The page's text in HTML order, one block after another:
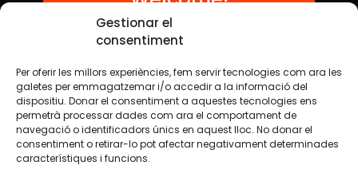
Gestionar el
consentiment
Per oferir les millors experiències, fem servir tecnologies com ara les
galetes per emmagatzemar i/o accedir a la informació del
dispositiu. Donar el consentiment a aquestes tecnologies ens
permetrà processar dades com ara el comportament de
navegació o identificadors únics en aquest lloc. No donar el
consentiment o retirar-lo pot afectar negativament determinades
característiques i funcions.
Social Media
TW YTB IG FB IN
Legal NoticeCookie Policy